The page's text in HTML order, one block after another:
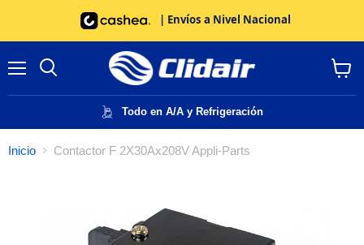
| Envíos a Nivel Nacional
Todo en A/A y Refrigeración
carrito
Inicio Contactor F 2X30Ax208V Appli-Parts